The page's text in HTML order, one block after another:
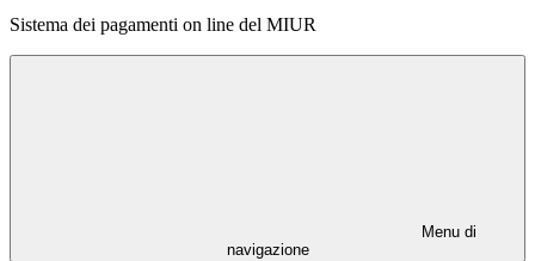
Sistema dei pagamenti on line del MIUR
Menu di
navigazione